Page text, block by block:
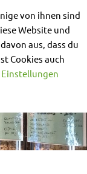
MENÜ
von ihnen sind
Website und
aus, dass du
Cookies auch
Einstellungen